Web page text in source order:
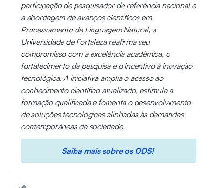
participação de pesquisador de referência nacional e
a abordagem de avanços científicos em
Processamento de Linguagem Natural, a
Universidade de Fortaleza reafirma seu
compromisso com a excelência acadêmica, o
fortalecimento da pesquisa e o incentivo à inovação
tecnológica. A iniciativa amplia o acesso ao
conhecimento científico atualizado, estimula a
formação qualificada e fomenta o desenvolvimento
de soluções tecnológicas alinhadas às demandas
contemporâneas da sociedade.
Saiba mais sobre os ODS!